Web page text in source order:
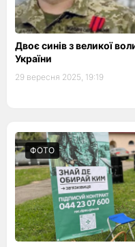
Двоє синів з великої
України
29 вересня 2025, 19:19
ФОТО